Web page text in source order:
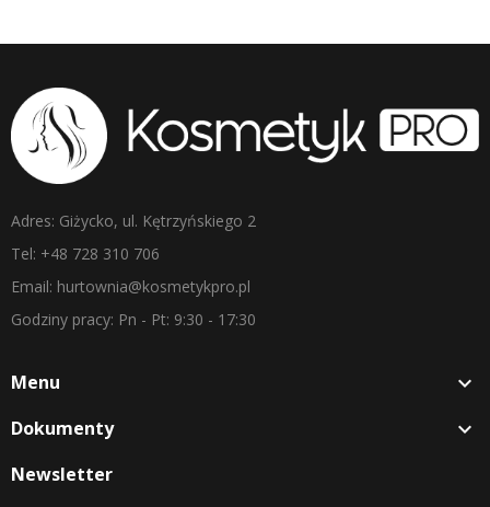
Adres: Giżycko, ul. Kętrzyńskiego 2
Tel: +48 728 310 706
Email: hurtownia@kosmetykpro.pl
Godziny pracy: Pn - Pt: 9:30 - 17:30
Menu 
Dokumenty 
Newsletter